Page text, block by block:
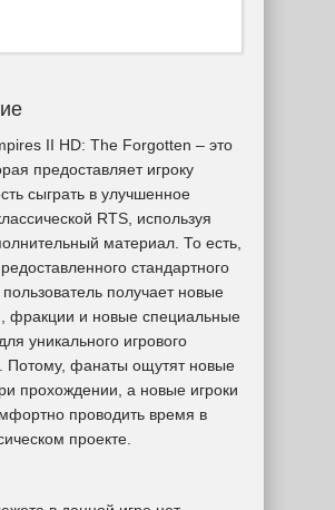
II HD: The Forgotten – это
предоставляет игроку
сыграть в улучшенное
RTS, используя
материал. То есть,
стандартного
пользователь получает новые
фракции и новые специальные
уникального игрового
Потому, фанаты ощутят новые
прохождении, а новые игроки
проводить время в
проекте.